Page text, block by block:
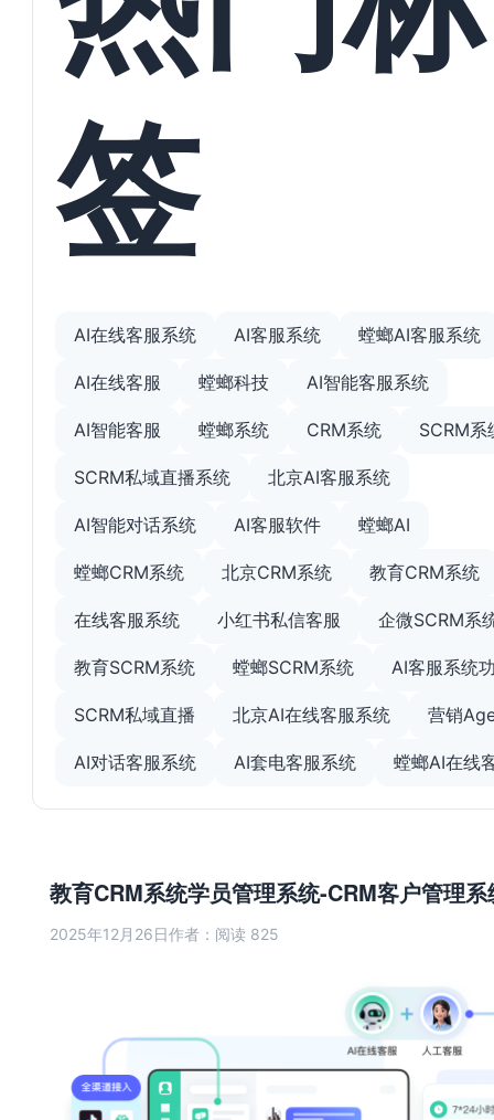
教育CRM系统学员管理系统-CRM客户管理系
2025年12月26日作者： 阅读 825
签
AI在线客服系统 AI客服系统 螳螂AI客服系统
AI在线客服 螳螂科技 AI智能客服系统
AI智能客服 螳螂系统 CRM系统 SCRM系
SCRM私域直播系统 北京AI客服系统
AI智能对话系统 AI客服软件 螳螂AI
螳螂CRM系统 北京CRM系统 教育CRM系统
在线客服系统 小红书私信客服 企微SCRM系
教育SCRM系统 螳螂SCRM系统 AI客服系统
SCRM私域直播 北京AI在线客服系统 营销
AI对话客服系统 AI套电客服系统 螳螂AI在线